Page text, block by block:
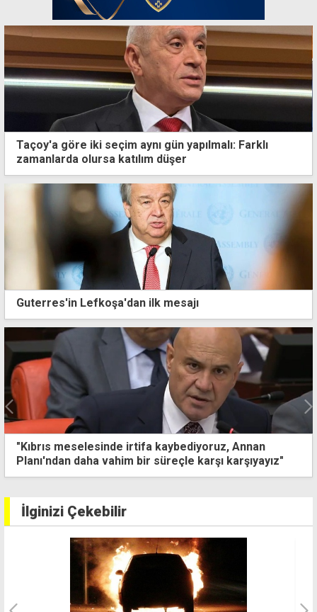
Taçoy'a göre iki seçim aynı gün yapılmalı: Farklı
zamanlarda olursa katılım düşer
Guterres'in Lefkoşa'dan ilk mesajı
irtifa kaybediyoruz, Annan
daha vahim bir süreçle karşı karşıyayız"
Bakan
İlginizi Çekebilir